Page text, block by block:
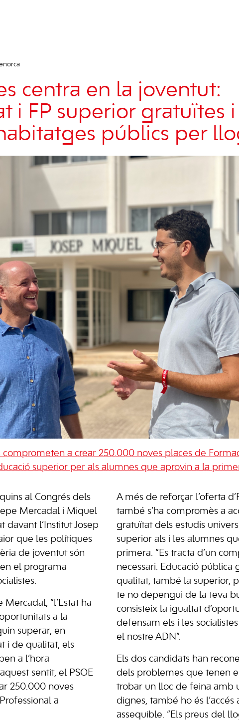
centra en la joventut:
i FP superior gratuïtes i
públics per
comprometen a crear 250.000 noves places de
superior per als alumnes que aprovin a la
al Congrés dels
Mercadal i Miquel
davant l’Institut Josep
que les polítiques
de joventut són
el programa
“l’Estat ha
a la
superar, en
i de qualitat, els
a l’hora
sentit, el PSOE
250.000 noves
a
A més de reforçar l’oferta
també s’ha compromès a
gratuïtat dels estudis
superior als i les alumnes
primera. “Es tracta d’un
necessari. Educació pública
qualitat, també la superior,
te no depengui de la teva
consisteix la igualtat
defensam els i les
el nostre ADN”.
Els dos candidats han
dels problemes que tenen
trobar un lloc de feina amb
dignes, també ho és l’accés
assequible. “Els preus del